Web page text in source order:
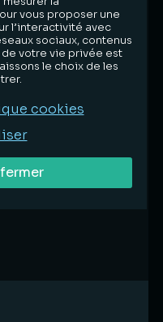
nous intégrons les
le
cabinet.
optimisation
des actions
dans la
vous proposer une
l’interactivité avec
sociaux, contenus
votre vie privée est
le choix de les
cookies